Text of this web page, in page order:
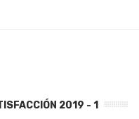
2019 - 1